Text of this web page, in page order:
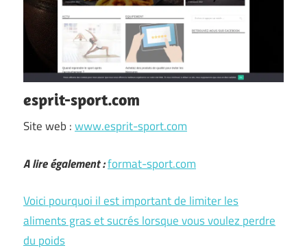
esprit-sport.com
Site web :www.esprit-sport.com
A lire également :format-sport.com
Voici pourquoi il est important de limiter les
aliments gras et sucrés lorsque vous voulez perdre
du poids